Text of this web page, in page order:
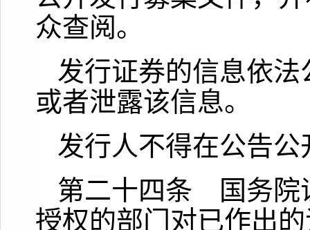
众查阅。
发行证券的信息依
或者泄露该信息。
发行人不得在公告
第二十四条 国务院
授权的部门对已作出